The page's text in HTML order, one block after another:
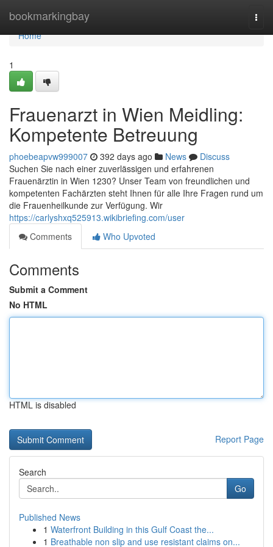
bookmarkingbay
Home
Home
1
Frauenarzt in Wien Meidling:
Kompetente Betreuung
phoebeapvw999007 392 days ago News
Discuss
Suchen Sie nach einer zuverlässigen und erfahrenen
Frauenärztin in Wien 1230? Unser Team von freundlichen und
kompetenten Fachärzten steht Ihnen für alle Ihre Fragen rund um
die Frauenheilkunde zur Verfügung. Wir
https://carlyshxq525913.wikibriefing.com/user
Comments
Who Upvoted
Comments
Submit a Comment
No HTML
HTML is disabled
Report Page
Search
Go
Published News
1 Waterfront Building in this Gulf Coast the...
1 Breathable non slip and use resistant claims on...